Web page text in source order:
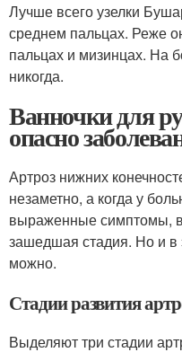
Лучше всего узелки
среднем пальцах. Реже
пальцах и мизинцах. На
никогда.
Ванночки для
опасно
Артроз нижних
незаметно, а когда у
выраженные симптомы,
зашедшая стадия. Но и в
можно.
Стадии развития
Выделяют три стадии